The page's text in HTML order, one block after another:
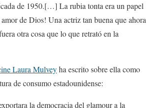
de 1950.[…] La rubia tonta era un papel
de Dios! Una actriz tan buena que ahora
otra cosa que lo que retrató en la
Laura Mulveyha escrito sobre ella como
de consumo estadounidense:
la democracia del glamour a la